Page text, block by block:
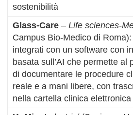
sostenibilità
Glass-Care – Life sciences-
Campus Bio-Medico di
integrati con un software con
basata sull’AI che permette al
di documentare le procedure
reale e a mani libere, con
nella cartella clinica elettronica